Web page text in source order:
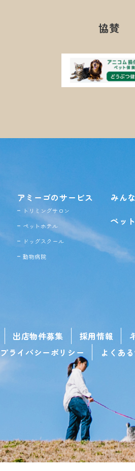
協賛
アミーゴのサービス
トリミングサロン
ペットホテル
ドッグスクール
動物病院
みん
ペッ
出店物件募集 採用情報
プライバシーポリシー
よくあ